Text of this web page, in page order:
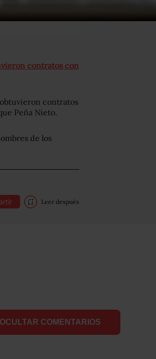
contratos con
contratos
Peña Nieto.
de los
Leer después
OCULTAR COMENTARIOS